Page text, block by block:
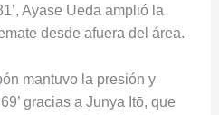
Ayase Ueda amplió la
desde afuera del área.
mantuvo la presión y
gracias a Junya Itō, que